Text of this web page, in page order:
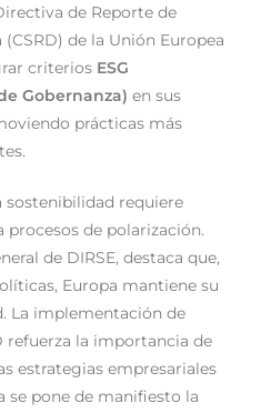
de Reporte de
de la Unión Europea
criterios ESG
Gobernanza) en sus
prácticas más
sostenibilidad requiere
de polarización.
de DIRSE, destaca que,
Europa mantiene su
La implementación de
refuerza la importancia de
estrategias empresariales
se pone de manifiesto la